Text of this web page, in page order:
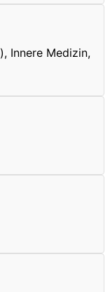
Innere Medizin,